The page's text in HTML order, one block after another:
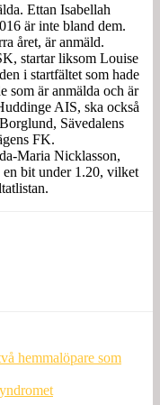
Ettan Isabellah
är inte bland dem.
året, är anmäld.
startar liksom Louise
i startfältet som hade
som är anmälda och är
AIS, ska också
Sävedalens
FK.
Maria Nicklasson,
bit under 1.20, vilket
hemmalöpare som